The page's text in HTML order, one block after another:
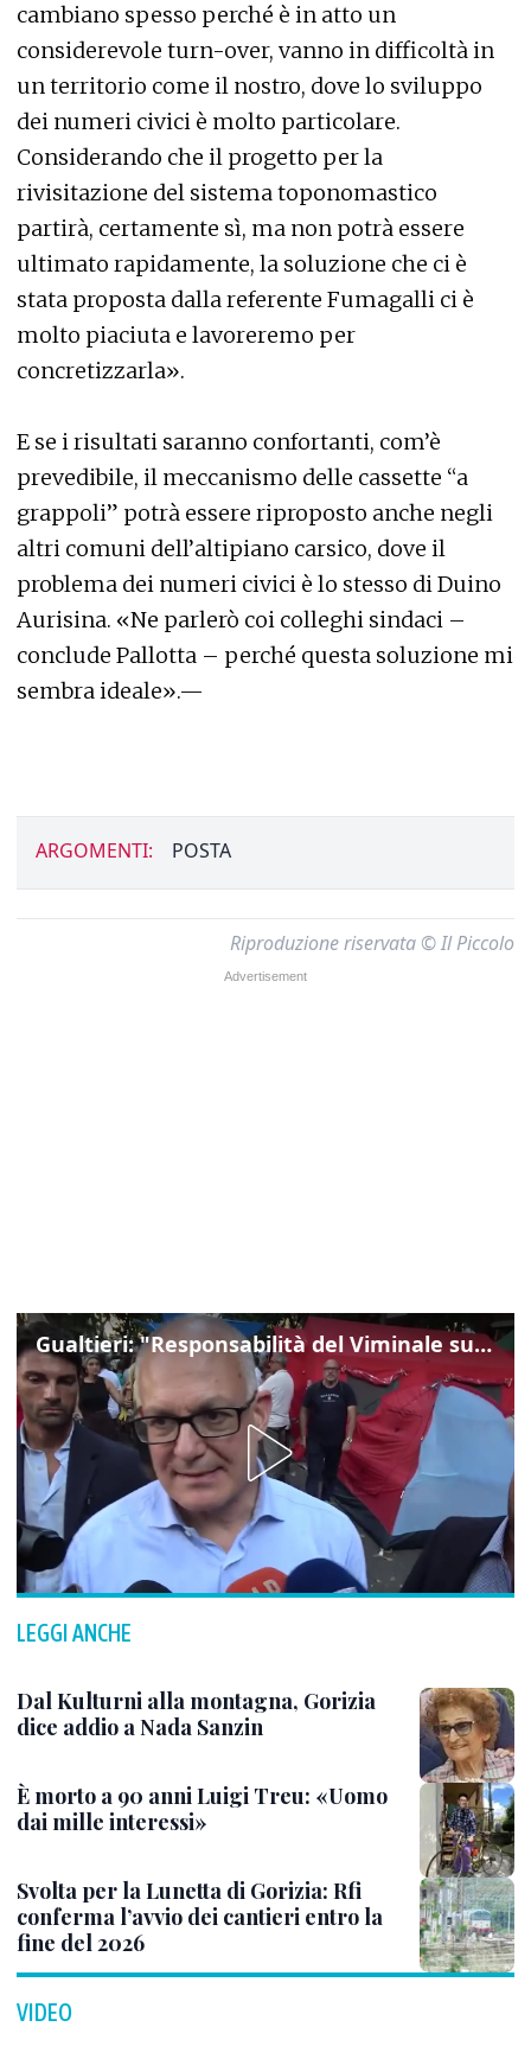
cambiano spesso perché è in atto un
considerevole turn-over, vanno in difficoltà in
un territorio come il nostro, dove lo sviluppo
dei numeri civici è molto particolare.
Considerando che il progetto per la
rivisitazione del sistema toponomastico
partirà, certamente sì, ma non potrà essere
ultimato rapidamente, la soluzione che ci è
stata proposta dalla referente Fumagalli ci è
molto piaciuta e lavoreremo per
concretizzarla».
E se i risultati saranno confortanti, com’è
prevedibile, il meccanismo delle cassette “a
grappoli” potrà essere riproposto anche negli
altri comuni dell’altipiano carsico, dove il
problema dei numeri civici è lo stesso di Duino
Aurisina. «Ne parlerò coi colleghi sindaci –
conclude Pallotta – perché questa soluzione mi
sembra ideale».—
ARGOMENTI: POSTA
Riproduzione riservata © Il Piccolo
Gualtieri: "Responsabilità del Viminale su Spin Time? La posizione dei partiti è nota"
LEGGI ANCHE
Dal Kulturni alla montagna, Gorizia
dice addio a Nada Sanzin
È morto a 90 anni Luigi Treu: «Uomo
dai mille interessi»
Svolta per la Lunetta di Gorizia: Rfi
conferma l’avvio dei cantieri entro la
fine del 2026
VIDEO